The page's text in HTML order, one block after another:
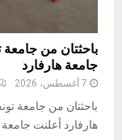
باحثتان من
جامعة هارفارد
7 أغسطس، 2026
باحثتان من جامعة
هارفارد أعلنت جامعة